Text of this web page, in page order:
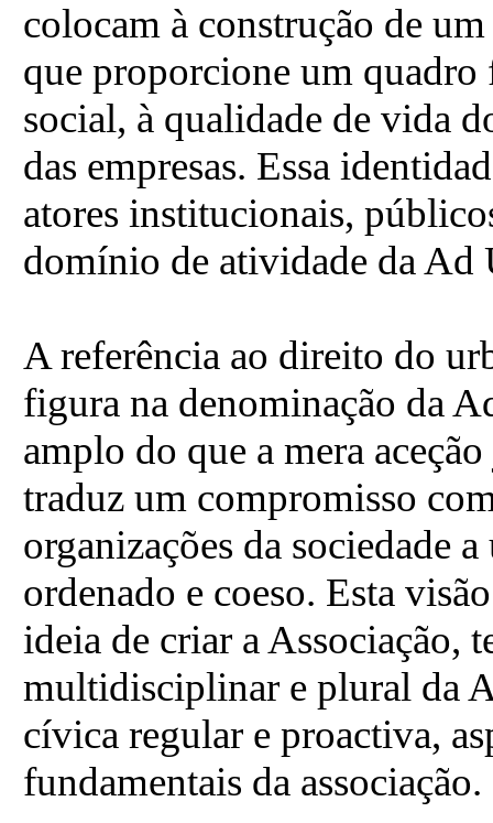
colocam à construção de
que proporcione um
social, à qualidade de vida
das empresas. Essa
atores institucionais,
domínio de atividade da Ad
A referência ao direito do
figura na denominação da
amplo do que a mera
traduz um compromisso
organizações da sociedade
ordenado e coeso. Esta
ideia de criar a Associação,
multidisciplinar e plural da
cívica regular e proactiva,
fundamentais da associação.